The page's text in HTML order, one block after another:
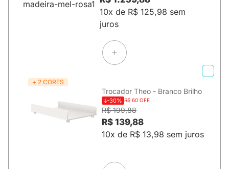
10x de R$ 125,98 sem
juros
+ 2 CORES
Trocador Theo - Branco Brilho
-30% R$ 60 OFF
R$ 199,88
R$ 139,88
10x de R$ 13,98 sem juros